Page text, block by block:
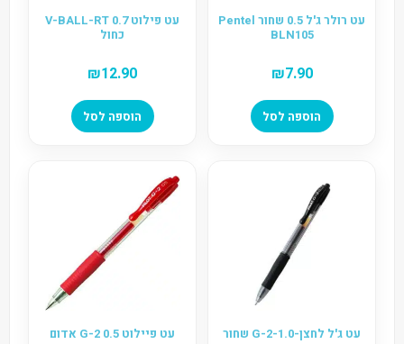
עט רולר ג'ל 0.5 שחור Pentel
BLN105
₪7.90
הוספה לסל
עט פילוט V-BALL-RT 0.7
כחול
₪12.90
הוספה לסל
עט ג'ל לחצן-G-2-1.0 שחור עט פיילוט 0.5 G-2 אדום